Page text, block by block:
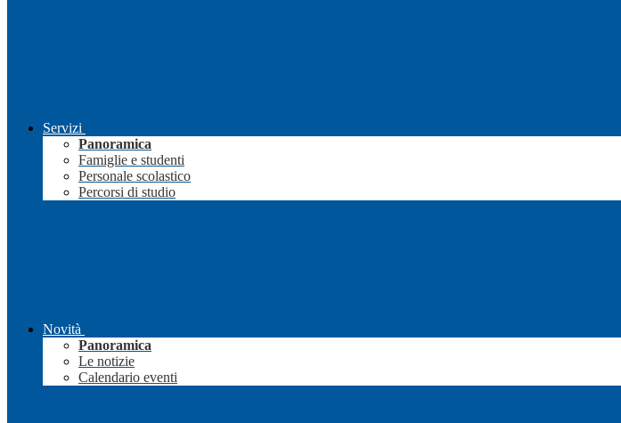
Servizi
Panoramica
Famiglie e studenti
Personale scolastico
Percorsi di studio
Novità
Panoramica
Le notizie
Calendario eventi